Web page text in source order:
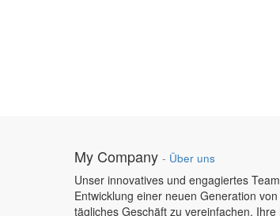
My Company - Über uns
Unser innovatives und engagiertes
Entwicklung einer neuen Generation
tägliches Geschäft zu vereinfachen.